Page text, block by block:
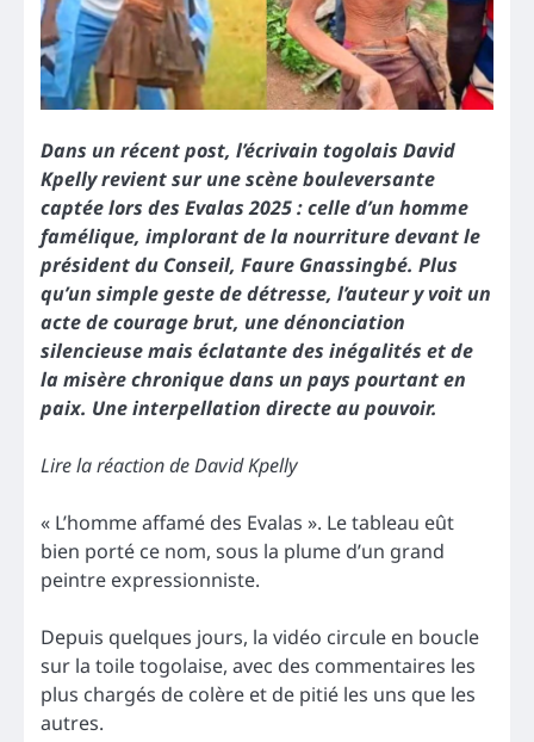
Dans un récent post, l’écrivain togolais David
Kpelly revient sur une scène bouleversante
captée lors des Evalas 2025 : celle d’un homme
famélique, implorant de la nourriture devant le
président du Conseil, Faure Gnassingbé. Plus
qu’un simple geste de détresse, l’auteur y voit un
acte de courage brut, une dénonciation
silencieuse mais éclatante des inégalités et de
la misère chronique dans un pays pourtant en
paix. Une interpellation directe au pouvoir.
Lire la réaction de David Kpelly
« L’homme affamé des Evalas ». Le tableau eût
bien porté ce nom, sous la plume d’un grand
peintre expressionniste.
Depuis quelques jours, la vidéo circule en boucle
sur la toile togolaise, avec des commentaires les
plus chargés de colère et de pitié les uns que les
autres.